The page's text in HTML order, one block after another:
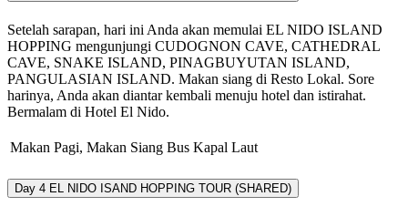
Setelah sarapan, hari ini Anda akan memulai EL NIDO ISLAND
HOPPING mengunjungi CUDOGNON CAVE, CATHEDRAL
CAVE, SNAKE ISLAND, PINAGBUYUTAN ISLAND,
PANGULASIAN ISLAND. Makan siang di Resto Lokal. Sore
harinya, Anda akan diantar kembali menuju hotel dan istirahat.
Bermalam di Hotel El Nido.
Makan Pagi, Makan Siang Bus Kapal Laut
Day 4 EL NIDO ISAND HOPPING TOUR (SHARED)